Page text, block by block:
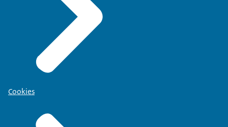
Cookies